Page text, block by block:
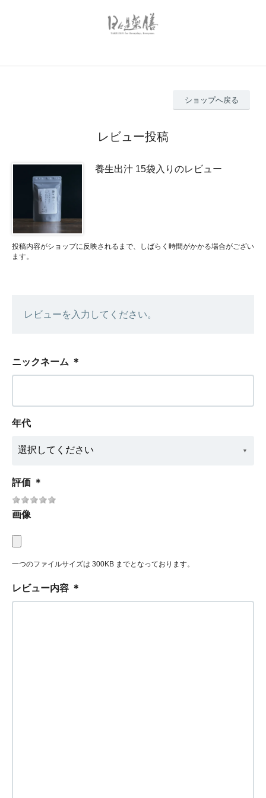
ショップへ戻る
レビュー投稿
養生出汁 15袋入りのレビュー
投稿内容がショップに反映されるまで、しばらく時間がかかる場合がござい
ます。
レビューを入力してください。
ニックネーム ＊
年代
評価 ＊
画像
一つのファイルサイズは 300KB までとなっております。
レビュー内容 ＊